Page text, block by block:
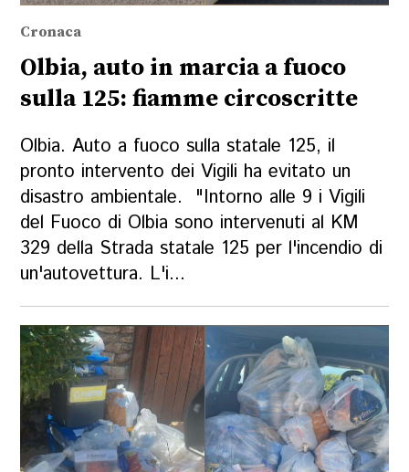
Cronaca
Olbia, auto in marcia a fuoco
sulla 125: fiamme circoscritte
Olbia. Auto a fuoco sulla statale 125, il
pronto intervento dei Vigili ha evitato un
disastro ambientale. "Intorno alle 9 i Vigili
del Fuoco di Olbia sono intervenuti al KM
329 della Strada statale 125 per l'incendio di
un'autovettura. L'i...